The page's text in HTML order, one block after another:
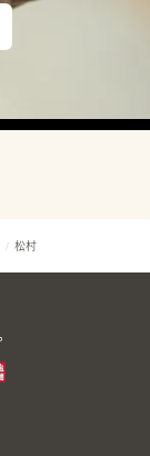
松村